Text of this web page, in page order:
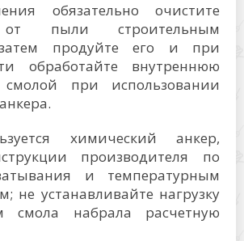
обязательно очистите
от пыли строительным
продуйте его и при
обработайте внутреннюю
смолой при использовании
химический анкер,
производителя по
и температурным
не устанавливайте нагрузку
смола набрала расчетную